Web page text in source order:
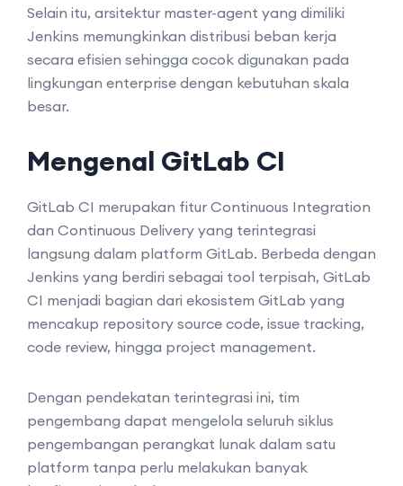
Selain itu, arsitektur master-agent yang dimiliki
Jenkins memungkinkan distribusi beban kerja
secara efisien sehingga cocok digunakan pada
lingkungan enterprise dengan kebutuhan skala
besar.
Mengenal GitLab CI
GitLab CI merupakan fitur Continuous Integration
dan Continuous Delivery yang terintegrasi
langsung dalam platform GitLab. Berbeda dengan
Jenkins yang berdiri sebagai tool terpisah, GitLab
CI menjadi bagian dari ekosistem GitLab yang
mencakup repository source code, issue tracking,
code review, hingga project management.
Dengan pendekatan terintegrasi ini, tim
pengembang dapat mengelola seluruh siklus
pengembangan perangkat lunak dalam satu
platform tanpa perlu melakukan banyak